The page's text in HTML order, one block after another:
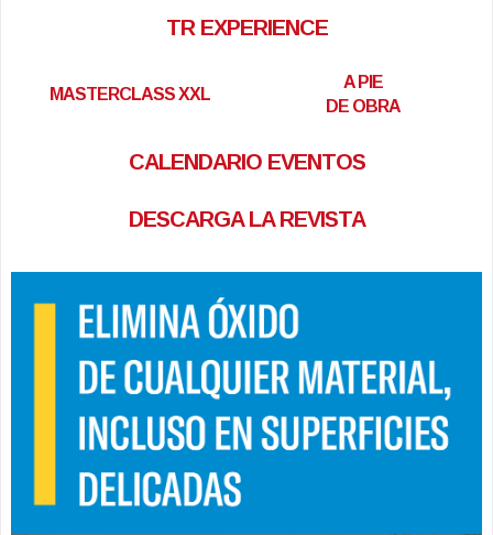
TR EXPERIENCE
MASTERCLASS XXL
A PIE
DE OBRA
CALENDARIO EVENTOS
DESCARGA LA REVISTA